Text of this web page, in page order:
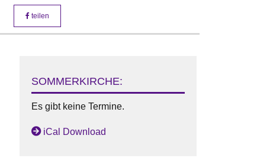
teilen
SOMMERKIRCHE:
Es gibt keine Termine.
iCal Download